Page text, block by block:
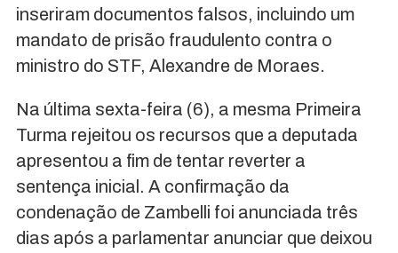
inseriram documentos falsos, incluindo um
mandato de prisão fraudulento contra o
ministro do STF, Alexandre de Moraes.
Na última sexta-feira (6), a mesma Primeira
Turma rejeitou os recursos que a deputada
apresentou a fim de tentar reverter a
sentença inicial. A confirmação da
condenação de Zambelli foi anunciada três
dias após a parlamentar anunciar que deixou